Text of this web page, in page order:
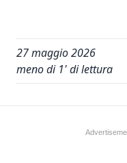
27 maggio 2026
meno di 1' di lettura